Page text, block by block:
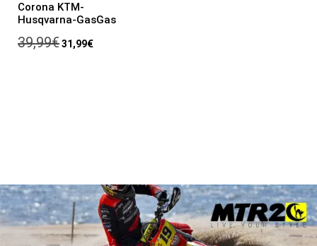
Corona KTM-
Husqvarna-GasGas
39,99€31,99€